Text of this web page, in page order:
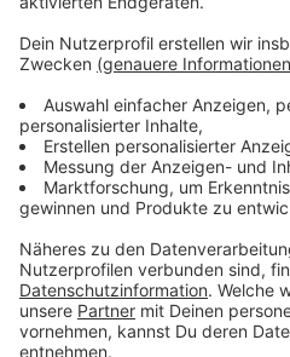
Es gibt diese Dinge im
Weißglut treiben.
Autofahren können.
benutzen. Wo andere sich
Gesicht bis zum Bauchnabel
gegen die Wand hauen
zwischen wirren Gedanken
Alltagsbeobachtung. Ein
meistens bunt und nie ganz